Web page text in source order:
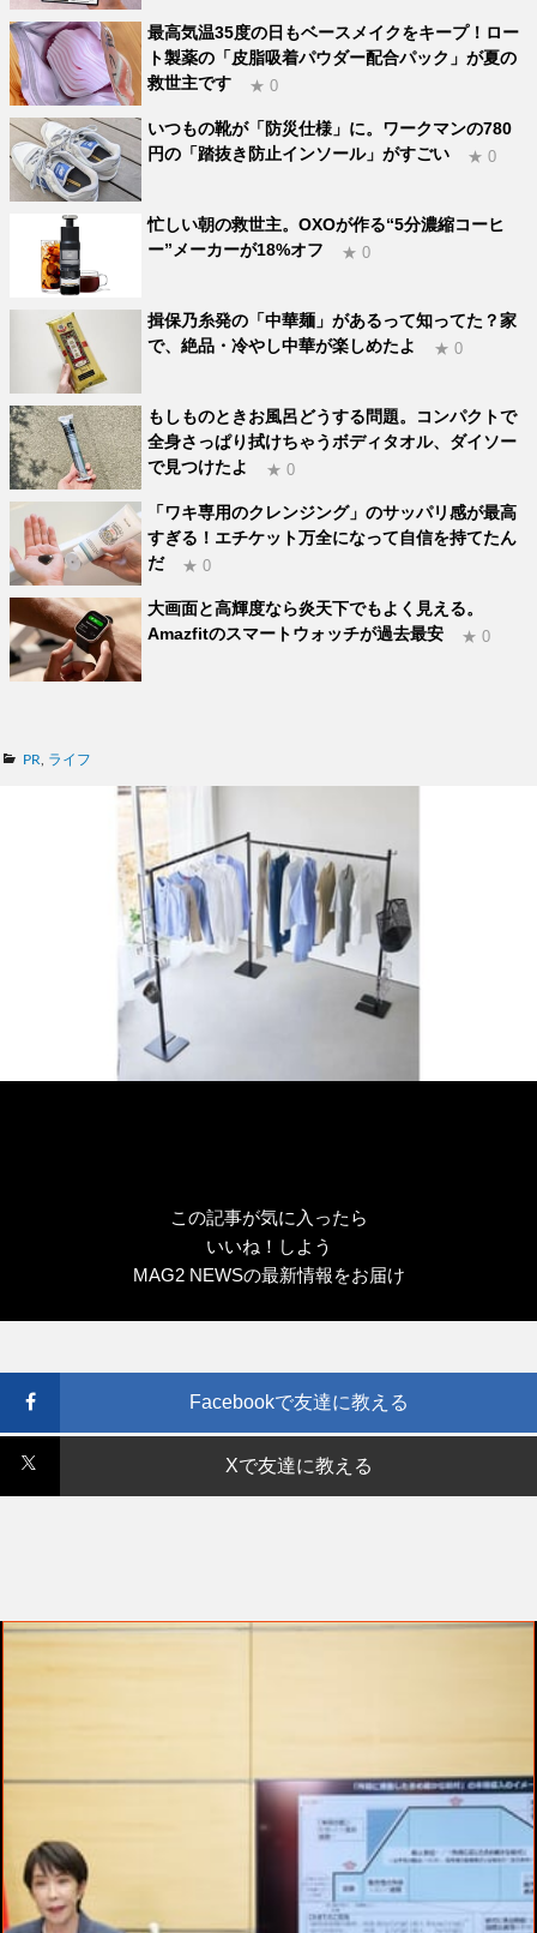
最高気温35度の日もベースメイクをキープ！ロー
ト製薬の「皮脂吸着パウダー配合パック」が夏の
救世主です
★ 0
いつもの靴が「防災仕様」に。ワークマンの780
円の「踏抜き防止インソール」がすごい
★ 0
忙しい朝の救世主。OXOが作る“5分濃縮コーヒ
ー”メーカーが18%オフ
★ 0
揖保乃糸発の「中華麺」があるって知ってた？家
で、絶品・冷やし中華が楽しめたよ
★ 0
もしものときお風呂どうする問題。コンパクトで
全身さっぱり拭けちゃうボディタオル、ダイソー
で見つけたよ
★ 0
「ワキ専用のクレンジング」のサッパリ感が最高
すぎる！エチケット万全になって自信を持てたん
だ
★ 0
大画面と高輝度なら炎天下でもよく見える。
Amazfitのスマートウォッチが過去最安
★ 0
カ
PR ライフ
この記事が気に入ったら
いいね！しよう
MAG2 NEWSの最新情報をお届け
Facebookで友達に教える
Xで友達に教える